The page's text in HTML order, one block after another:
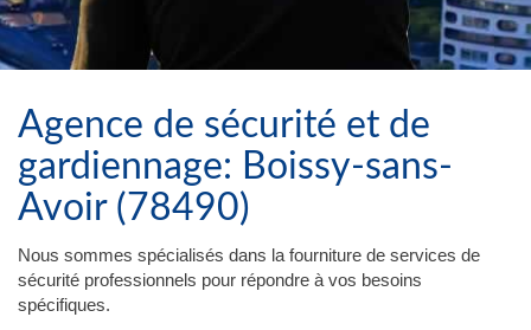
Agence de sécurité et de
gardiennage: Boissy-sans-
Avoir (78490)
Nous sommes spécialisés dans la fourniture de services de
sécurité professionnels pour répondre à vos besoins
spécifiques.